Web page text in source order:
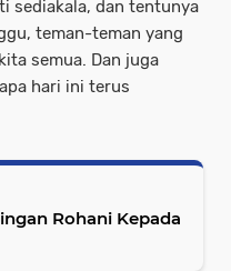
sediakala, dan tentunya
teman-teman yang
semua. Dan juga
hari ini terus
Rohani Kepada